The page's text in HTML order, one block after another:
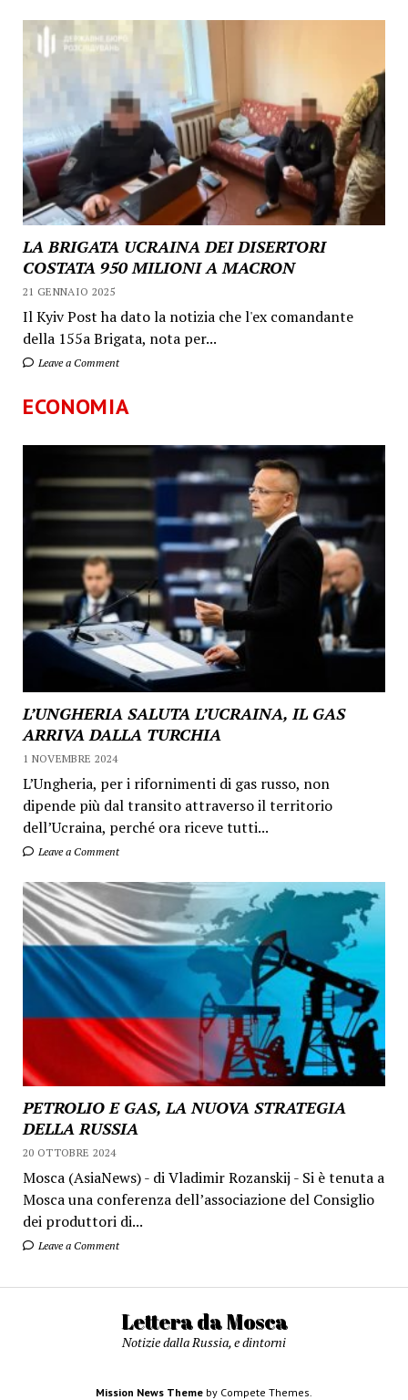
LA BRIGATA UCRAINA DEI DISERTORI
COSTATA 950 MILIONI A MACRON
21 GENNAIO 2025
Il Kyiv Post ha dato la notizia che l'ex comandante
della 155a Brigata, nota per...
Leave a Comment
ECONOMIA
L’UNGHERIA SALUTA L’UCRAINA, IL GAS
ARRIVA DALLA TURCHIA
1 NOVEMBRE 2024
L’Ungheria, per i rifornimenti di gas russo, non
dipende più dal transito attraverso il territorio
dell’Ucraina, perché ora riceve tutti...
Leave a Comment
PETROLIO E GAS, LA NUOVA STRATEGIA
DELLA RUSSIA
20 OTTOBRE 2024
Mosca (AsiaNews) - di Vladimir Rozanskij - Si è tenuta a
Mosca una conferenza dell’associazione del Consiglio
dei produttori di...
Leave a Comment
Lettera da Mosca
Notizie dalla Russia, e dintorni
Mission News Theme by Compete Themes.